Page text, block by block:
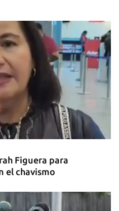
Figuera para
el chavismo